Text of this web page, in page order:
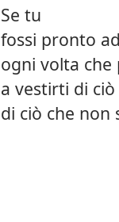
Se tu
fossi pronto
ogni volta che
a vestirti di ciò
di ciò che non